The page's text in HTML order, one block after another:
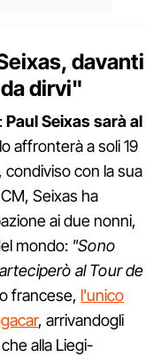
davanti
dirvi"
Paul Seixas sarà al
affronterà a soli 19
condiviso con la sua
Seixas ha
ai due nonni,
mondo: "Sono
al Tour de
francese, l'unico
, arrivandogli
alla Liegi-